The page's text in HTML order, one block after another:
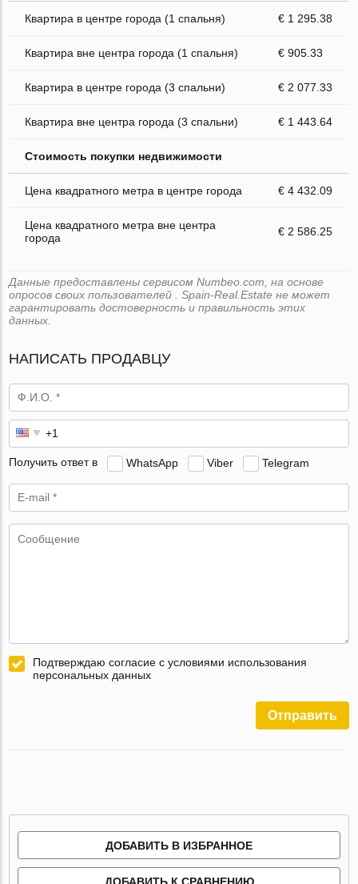
Квартира в центре города (1 спальня) € 1 295.38
Квартира вне центра города (1 спальня) € 905.33
Квартира в центре города (3 спальни) € 2 077.33
Квартира вне центра города (3 спальни) € 1 443.64
Стоимость покупки недвижимости
Цена квадратного метра в центре города € 4 432.09
Цена квадратного метра вне центра
города
€ 2 586.25
Данные предоставлены сервисом Numbeo.com, на основе
опросов своих пользователей . Spain-Real.Estate не может
гарантировать достоверность и правильность этих
данных.
НАПИСАТЬ ПРОДАВЦУ
Получить ответ в WhatsApp Viber Telegram
Подтверждаю согласие с условиями использования
персональных данных
Отправить
ДОБАВИТЬ В ИЗБРАННОЕ
ДОБАВИТЬ К СРАВНЕНИЮ